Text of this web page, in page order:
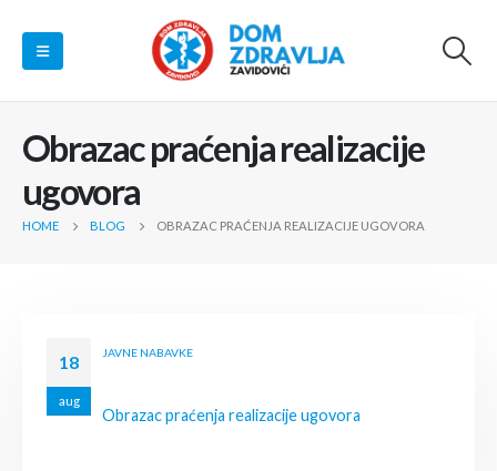
Obrazac praćenja realizacije
ugovora
HOME BLOG OBRAZAC PRAĆENJA REALIZACIJE UGOVORA
18
aug
JAVNE NABAVKE
Obrazac praćenja realizacije ugovora